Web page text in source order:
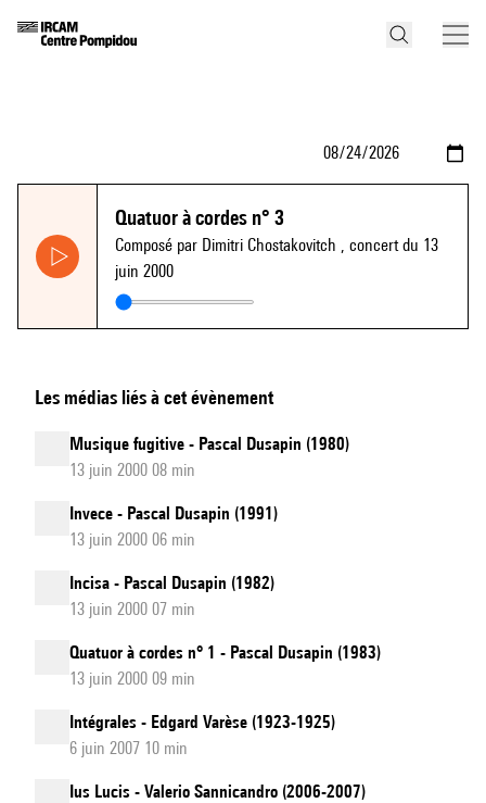
Quatuor à cordes n° 3
Composé par Dimitri Chostakovitch , concert du 13
juin 2000
Les médias liés à cet évènement
Musique fugitive - Pascal Dusapin (1980)
13 juin 2000 08 min
Invece - Pascal Dusapin (1991)
13 juin 2000 06 min
Incisa - Pascal Dusapin (1982)
13 juin 2000 07 min
Quatuor à cordes n° 1 - Pascal Dusapin (1983)
13 juin 2000 09 min
Intégrales - Edgard Varèse (1923-1925)
6 juin 2007 10 min
Ius Lucis - Valerio Sannicandro (2006-2007)